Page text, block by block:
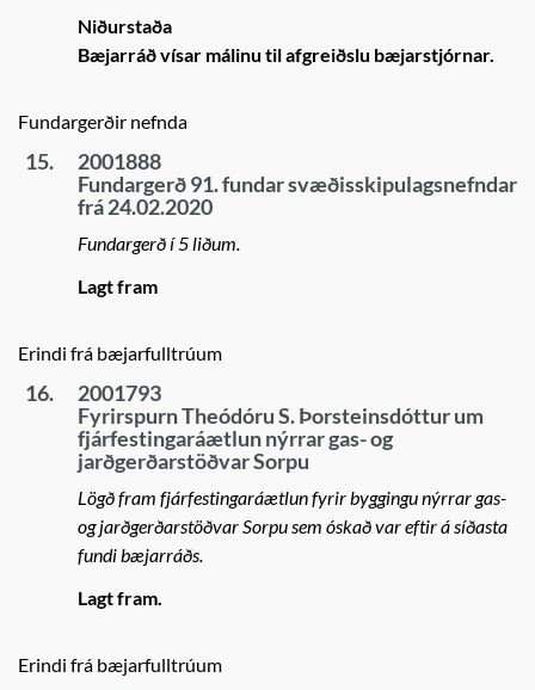
Niðurstaða
Bæjarráð vísar málinu til afgreiðslu bæjarstjórnar.
Fundargerðir nefnda
15.
2001888
Fundargerð 91. fundar svæðisskipulagsnefndar
frá 24.02.2020
Fundargerð í 5 liðum.
Lagt fram
Erindi frá bæjarfulltrúum
16.
2001793
Fyrirspurn Theódóru S. Þorsteinsdóttur um
fjárfestingaráætlun nýrrar gas- og
jarðgerðarstöðvar Sorpu
Lögð fram fjárfestingaráætlun fyrir byggingu nýrrar gas-
og jarðgerðarstöðvar Sorpu sem óskað var eftir á síðasta
fundi bæjarráðs.
Lagt fram.
Erindi frá bæjarfulltrúum